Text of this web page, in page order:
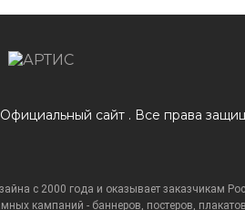
сайт . Все права
с 2000 года и оказывает заказчикам
кампаний - баннеров, постеров,